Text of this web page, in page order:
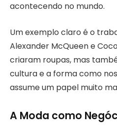
acontecendo no mundo.
Um exemplo claro é o
Alexander McQueen e
criaram roupas, mas
cultura e a forma como
assume um papel muito
A Moda como